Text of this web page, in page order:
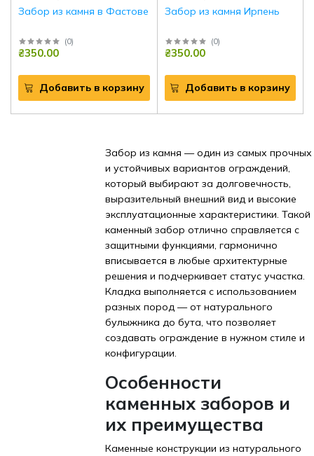
Забор из камня в Фастове
(0)
₴350.00
Добавить в корзину
Забор из камня Ирпень
(0)
₴350.00
Добавить в корзину
Забор из камня — один из самых прочных
и устойчивых вариантов ограждений,
который выбирают за долговечность,
выразительный внешний вид и высокие
эксплуатационные характеристики. Такой
каменный забор отлично справляется с
защитными функциями, гармонично
вписывается в любые архитектурные
решения и подчеркивает статус участка.
Кладка выполняется с использованием
разных пород — от натурального
булыжника до бута, что позволяет
создавать ограждение в нужном стиле и
конфигурации.
Особенности
каменных заборов и
их преимущества
Каменные конструкции из натурального